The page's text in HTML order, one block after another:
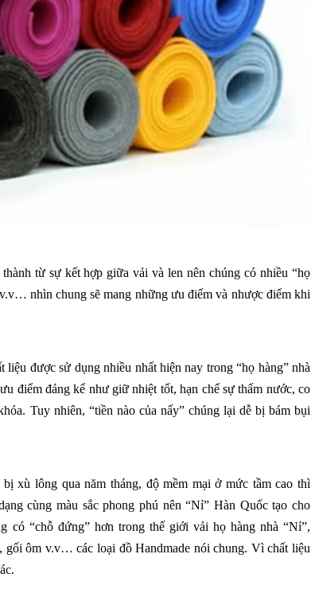
từ sự kết hợp giữa vải và len nên chúng có nhiều “họ
nhìn chung sẽ mang những ưu điểm và nhược điểm khi
liệu được sử dụng nhiều nhất hiện nay trong “họ hàng” nhà
điểm đáng kể như giữ nhiệt tốt, hạn chế sự thấm nước, co
Tuy nhiên, “tiền nào của nấy” chúng lại dễ bị bám bụi
xù lông qua năm tháng, độ mềm mại ở mức tầm cao thì
cùng màu sắc phong phú nên “Nỉ” Hàn Quốc tạo cho
có “chỗ đứng” hơn trong thế giới vải họ hàng nhà “Nỉ”,
gối ôm v.v… các loại đồ Handmade nói chung. Vì chất liệu